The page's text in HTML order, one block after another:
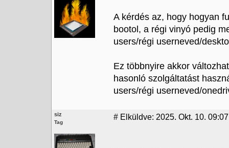
A kérdés az, hogy hogyan
bootol, a régi vinyó pedig
users/régi userneved/
Ez többnyire akkor
hasonló szolgáltatást
users/régi userneved/
siz
Tag
# Elküldve: 2025. Okt. 10. 09:07